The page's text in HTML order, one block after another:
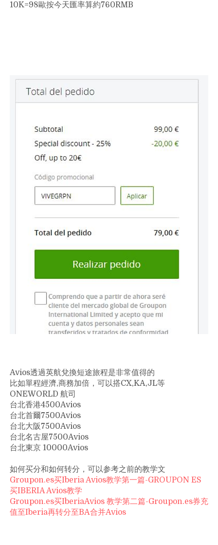
10K=98歐按今天匯率算約760RMB
Avios透過英航兌換短途旅程是非常值得的
比如單程經濟,商務加倍，可以搭CX,KA,JL等
ONEWORLD 航司
台北香港4500Avios
台北首爾7500Avios
台北大阪7500Avios
台北名古屋7500Avios
台北東京 10000Avios
如何买分和如何转分，可以参考之前的教学文
Groupon.es买Iberia Avios教学第一篇-GROUPON ES
买IBERIA Avios教学
Groupon.es买IberiaAvios 教学第二篇-Groupon.es券充
值至Iberia再转分至BA合并Avios